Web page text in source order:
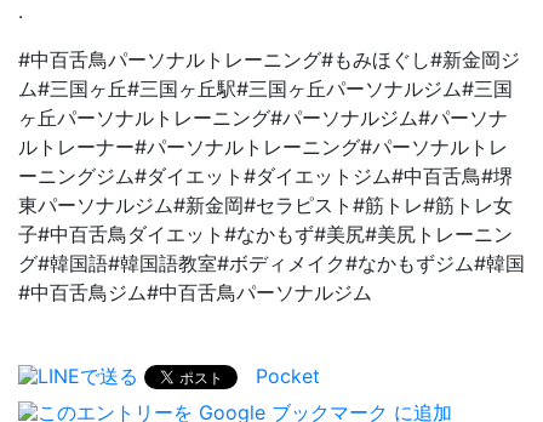
.
#中百舌鳥パーソナルトレーニング#もみほぐし#新金岡ジ
ム#三国ヶ丘#三国ヶ丘駅#三国ヶ丘パーソナルジム#三国
ヶ丘パーソナルトレーニング#パーソナルジム#パーソナ
ルトレーナー#パーソナルトレーニング#パーソナルトレ
ーニングジム#ダイエット#ダイエットジム#中百舌鳥#堺
東パーソナルジム#新金岡#セラピスト#筋トレ#筋トレ女
子#中百舌鳥ダイエット#なかもず#美尻#美尻トレーニン
グ#韓国語#韓国語教室#ボディメイク#なかもずジム#韓国
#中百舌鳥ジム#中百舌鳥パーソナルジム
Pocket